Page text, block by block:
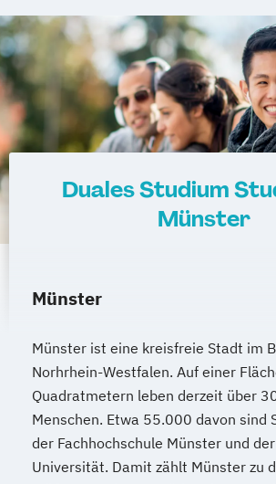
Sport- und Schmerztherapie
Sportpsychologie
Training und Coaching im
Duales Studium
Münster
Münster
Münster ist eine kreisfreie Stadt im
Norhrhein-Westfalen. Auf einer
Quadratmetern leben derzeit über
Menschen. Etwa 55.000 davon sind
der Fachhochschule Münster und
Universität. Damit zählt Münster zu